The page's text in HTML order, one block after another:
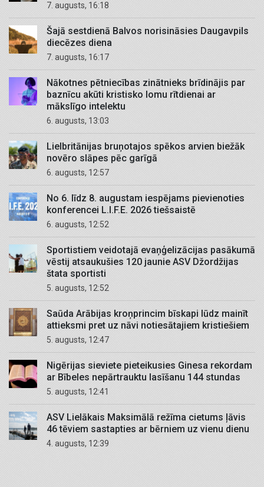
7. augusts, 16:18
Šajā sestdienā Balvos norisināsies Daugavpils
diecēzes diena
7. augusts, 16:17
Nākotnes pētniecības zinātnieks brīdinājis par
baznīcu akūti kristisko lomu rītdienai ar
mākslīgo intelektu
6. augusts, 13:03
Lielbritānijas bruņotajos spēkos arvien biežāk
novēro slāpes pēc garīgā
6. augusts, 12:57
No 6. līdz 8. augustam iespējams pievienoties
konferencei L.I.F.E. 2026 tiešsaistē
6. augusts, 12:52
Sportistiem veidotajā evaņģelizācijas pasākumā
vēstij atsaukušies 120 jaunie ASV Džordžijas
štata sportisti
5. augusts, 12:52
Saūda Arābijas kroņprincim bīskapi lūdz mainīt
attieksmi pret uz nāvi notiesātajiem kristiešiem
5. augusts, 12:47
Nigērijas sieviete pieteikusies Ginesa rekordam
ar Bībeles nepārtrauktu lasīšanu 144 stundas
5. augusts, 12:41
ASV Lielākais Maksimālā režīma cietums ļāvis
46 tēviem sastapties ar bērniem uz vienu dienu
4. augusts, 12:39